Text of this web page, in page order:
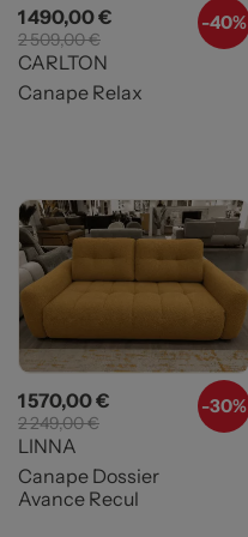
-40%
Prix
1 490,00 € Prix de base
2 509,00 €
CARLTON
Canape Relax
-30%
Prix
1 570,00 € Prix de base
2 249,00 €
LINNA
Canape Dossier
Avance Recul